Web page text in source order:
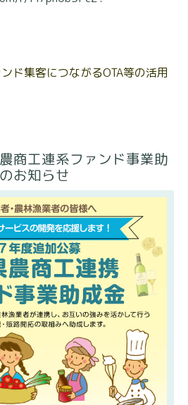
ド集客につながるOTA等の活用
商工連系ファンド事業助
お知らせ